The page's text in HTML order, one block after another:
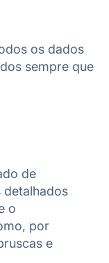
os dados
sempre que
de
detalhados
o
por
e